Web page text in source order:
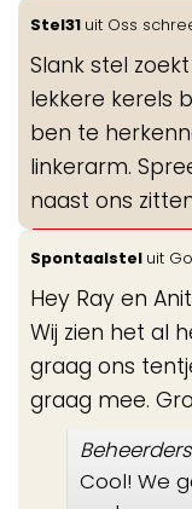
Stel31 uit Oss
Slank stel
lekkere kerels
ben te
linkerarm.
naast ons
Spontaalstel uit
Hey Ray en
Wij zien het al
graag ons
graag mee.
Cool! We